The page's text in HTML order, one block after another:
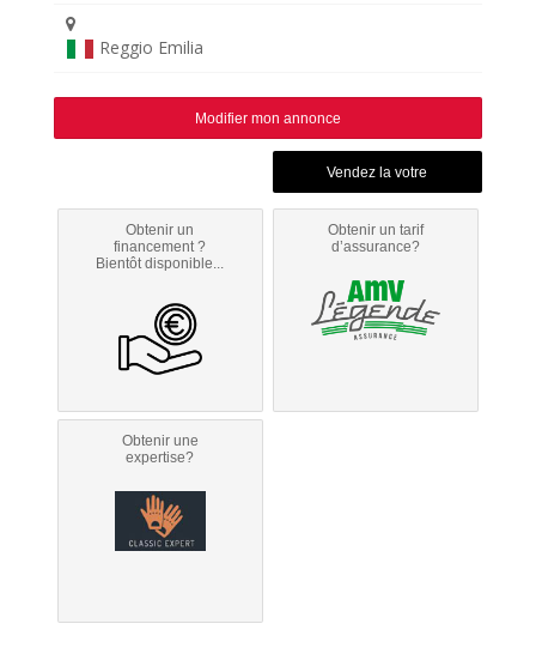
Reggio Emilia
Modifier mon annonce
Obtenir un
financement ?
Bientôt disponible...
Obtenir un tarif
d’assurance?
Obtenir une
expertise?